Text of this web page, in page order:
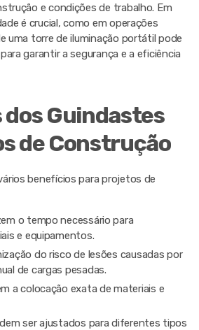
e condições de trabalho. Em
é crucial, como em operações
uma torre de iluminação portátil pode
garantir a segurança e a eficiência
Guindastes
de Construção
benefícios para projetos de
o tempo necessário para
e equipamentos.
do risco de lesões causadas por
de cargas pesadas.
a colocação exata de materiais e
ser ajustados para diferentes tipos